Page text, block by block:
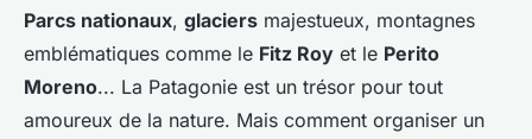
Parcs nationaux, glaciers majestueux, montagnes
emblématiques comme le Fitz Roy et le Perito
Moreno... La Patagonie est un trésor pour tout
amoureux de la nature. Mais comment organiser un